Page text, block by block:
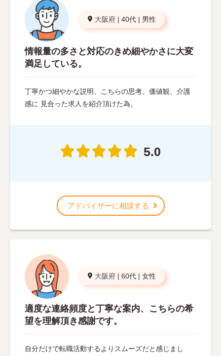
大阪府 | 40代 | 男性
情報量の多さと対応のきめ細やかさに大変
満足している。
丁寧かつ細やかな説明、こちらの思考。価値観、介護
感に 見合った求人を紹介頂けた為。
5.0
アドバイザーに相談する
大阪府 | 60代 | 女性
適度な連絡頻度と丁寧な案内、こちらの希
望を理解頂き感謝です。
自分だけで転職活動するよりスムーズだと感じまし